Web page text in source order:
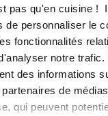
pas qu'en cuisine !
de personnaliser le
fonctionnalités
notre trafic.
des informations
de
qui peuvent